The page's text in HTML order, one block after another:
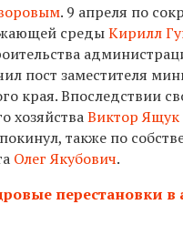
. 9 апреля по
средыКирилл
пост заместителя
края. Впоследствии
хозяйстваВиктор Ящук
покинул, также по
Олег Якубович.
перестановки